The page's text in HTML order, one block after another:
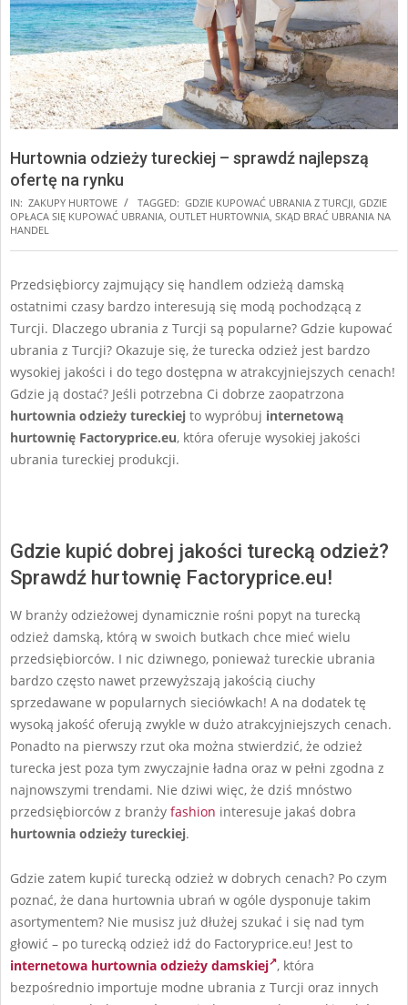
Hurtownia odzieży tureckiej – sprawdź najlepszą
ofertę na rynku
IN: ZAKUPY HURTOWE TAGGED: GDZIE KUPOWAĆ UBRANIA Z TURCJI GDZIE
OPŁACA SIĘ KUPOWAĆ UBRANIA OUTLET HURTOWNIA SKĄD BRAĆ UBRANIA NA
HANDEL
Przedsiębiorcy zajmujący się handlem odzieżą damską
ostatnimi czasy bardzo interesują się modą pochodzącą z
Turcji. Dlaczego ubrania z Turcji są popularne? Gdzie kupować
ubrania z Turcji? Okazuje się, że turecka odzież jest bardzo
wysokiej jakości i do tego dostępna w atrakcyjniejszych cenach!
Gdzie ją dostać? Jeśli potrzebna Ci dobrze zaopatrzona
hurtownia odzieży tureckiej to wypróbuj internetową
hurtownię Factoryprice.eu, która oferuje wysokiej jakości
ubrania tureckiej produkcji.
Gdzie kupić dobrej jakości turecką odzież?
Sprawdź hurtownię Factoryprice.eu!
W branży odzieżowej dynamicznie rośni popyt na turecką
odzież damską, którą w swoich butkach chce mieć wielu
przedsiębiorców. I nic dziwnego, ponieważ tureckie ubrania
bardzo często nawet przewyższają jakością ciuchy
sprzedawane w popularnych sieciówkach! A na dodatek tę
wysoką jakość oferują zwykle w dużo atrakcyjniejszych cenach.
Ponadto na pierwszy rzut oka można stwierdzić, że odzież
turecka jest poza tym zwyczajnie ładna oraz w pełni zgodna z
najnowszymi trendami. Nie dziwi więc, że dziś mnóstwo
przedsiębiorców z branży fashion interesuje jakaś dobra
hurtownia odzieży tureckiej.
Gdzie zatem kupić turecką odzież w dobrych cenach? Po czym
poznać, że dana hurtownia ubrań w ogóle dysponuje takim
asortymentem? Nie musisz już dłużej szukać i się nad tym
głowić – po turecką odzież idź do Factoryprice.eu! Jest to
internetowa hurtownia odzieży damskiej , która
bezpośrednio importuje modne ubrania z Turcji oraz innych